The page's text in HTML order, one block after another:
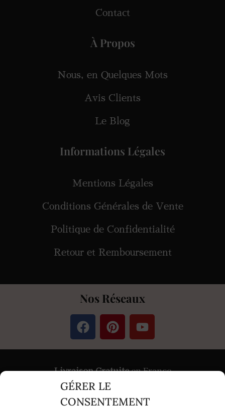
GÉRER LE
CONSENTEMENT
Contact
À Propos
Nous, en Quelques Mots
Avis Clients
Le Blog
Informations Légales
Mentions Légales
Conditions Générales de Vente
Politique de Confidentialité
Retour et Remboursement
Nos Réseaux
Livraison Gratuiteen France
PaiementSécurisépar Stripe &